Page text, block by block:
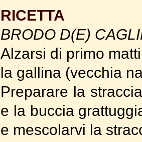
RICETTA
BRODO D(E)
Alzarsi di primo
la gallina (vecchia
Preparare la
e la buccia
e mescolarvi la